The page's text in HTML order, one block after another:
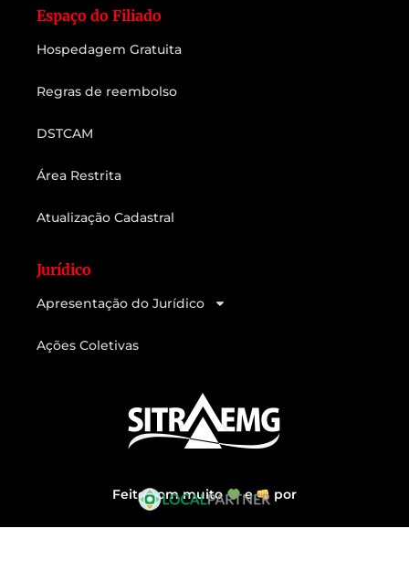
Espaço do Filiado
Hospedagem Gratuita
Regras de reembolso
DSTCAM
Área Restrita
Atualização Cadastral
Jurídico
Apresentação do Jurídico
Ações Coletivas
Feito com muito e por